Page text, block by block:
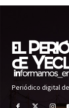
Periódico digital